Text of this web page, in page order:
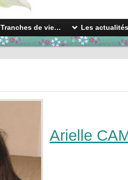
Tranches de vie… Les
Arielle